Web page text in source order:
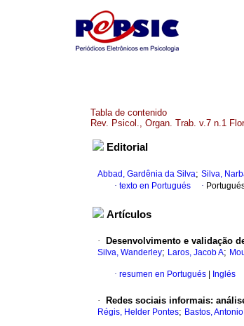
Tabla de contenido
Rev. Psicol., Organ. Trab. v.7 n.1
Editorial
Abbad, Gardênia da Silva; Silva,
· texto en Portugués ·
Artículos
· Desenvolvimento e validação
Silva, Wanderley; Laros, Jacob A;
· resumen en Portugués Inglés
· Redes sociais informais:
Régis, Helder Pontes; Bastos,